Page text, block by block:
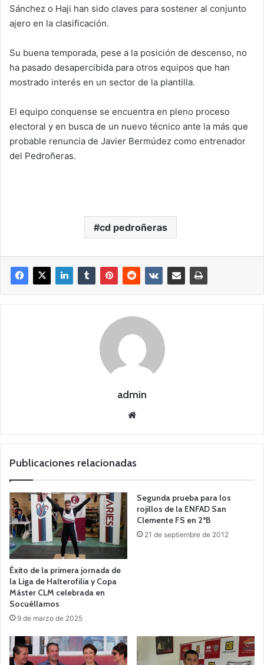
Sánchez o Haji han sido claves para sostener al conjunto
ajero en la clasificación.
Su buena temporada, pese a la posición de descenso, no
ha pasado desapercibida para otros equipos que han
mostrado interés en un sector de la plantilla.
El equipo conquense se encuentra en pleno proceso
electoral y en busca de un nuevo técnico ante la más que
probable renuncia de Javier Bermúdez como entrenador
del Pedroñeras.
cd pedroñeras
admin
we
Publicaciones relacionadas
Éxito de la primera jornada de
la Liga de Halterofilia y Copa
Máster CLM celebrada en
Socuéllamos
9 de marzo de 2025
Segunda prueba para los
rojillos de la ENFAD San
Clemente FS en 2ªB
21 de septiembre de 2012